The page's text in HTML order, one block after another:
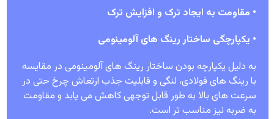
• مقاومت به ایجاد ترک و افزایش ترک
• یکپارچگی ساختار رینگ های آلومینومی
به دلیل یکپارچه بودن ساختار رینگ های آلومینومی در مقایسه
با رینگ های فولادی، لنگی و قابلیت جذب ارتعاش چرخ حتی در
سرعت های بالا به طور قابل توجهی کاهش می یابد و مقاومت
به ضربه نیز مناسب تر است.